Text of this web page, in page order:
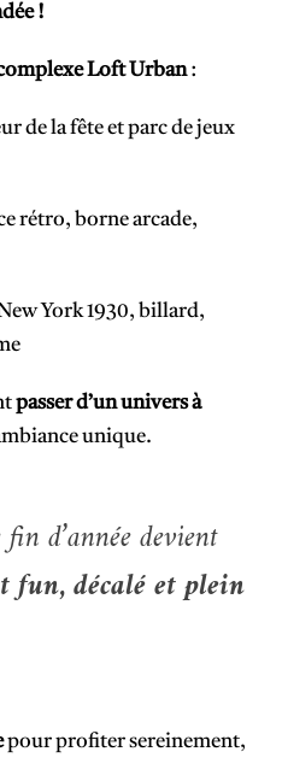
!
Loft Urban:
de la fête et parc de jeux
rétro, borne arcade,
York 1930, billard,
passer d’un univers à
unique.
d’année devient
fun, décalé et plein
pour profiter sereinement,